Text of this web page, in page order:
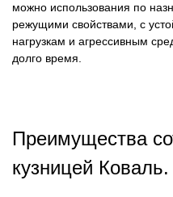
можно использования по
режущими свойствами, с
нагрузкам и агрессивным
долго время.
Преимущества
кузницей Коваль.